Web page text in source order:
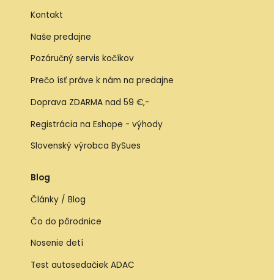
Kontakt
Naše predajne
Pozáručný servis kočíkov
Prečo ísť práve k nám na predajne
Doprava ZDARMA nad 59 €,-
Registrácia na Eshope - výhody
Slovenský výrobca BySues
Blog
Články / Blog
Čo do pôrodnice
Nosenie detí
Test autosedačiek ADAC